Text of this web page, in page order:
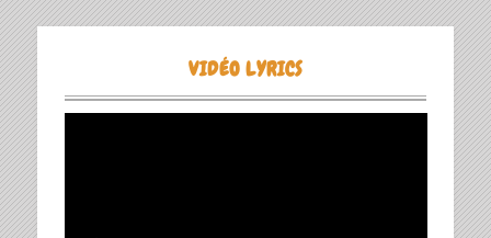
VIDÉO LYRICS